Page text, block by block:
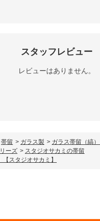
スタッフレビュー
レビューはありません。
帯留 > ガラス製 > ガラス帯留（縞
ーズ > スタジオサカミの帯留
スタジオサカミ】